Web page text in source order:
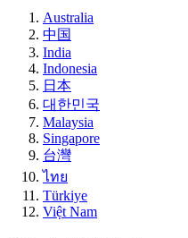
Australia
中国
India
Indonesia
日本
대한민국
Malaysia
Singapore
台灣
ไทย
Türkiye
Việt Nam